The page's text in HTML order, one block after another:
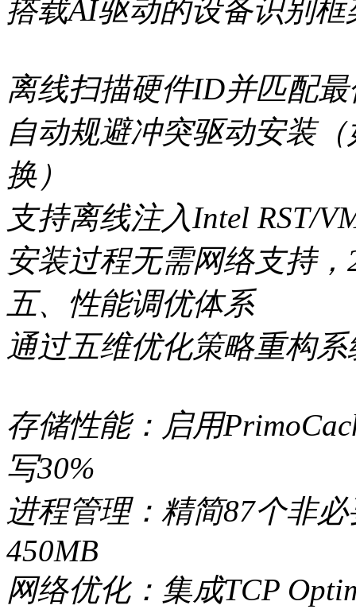
搭载AI驱动的设备识别框
离线扫描硬件ID并匹配
自动规避冲突驱动安装
换）
支持离线注入Intel RST/
安装过程无需网络支持
五、性能调优体系
通过五维优化策略重构
存储性能：启用
写30%
进程管理：精简87个非
450MB
网络优化：集成TCP